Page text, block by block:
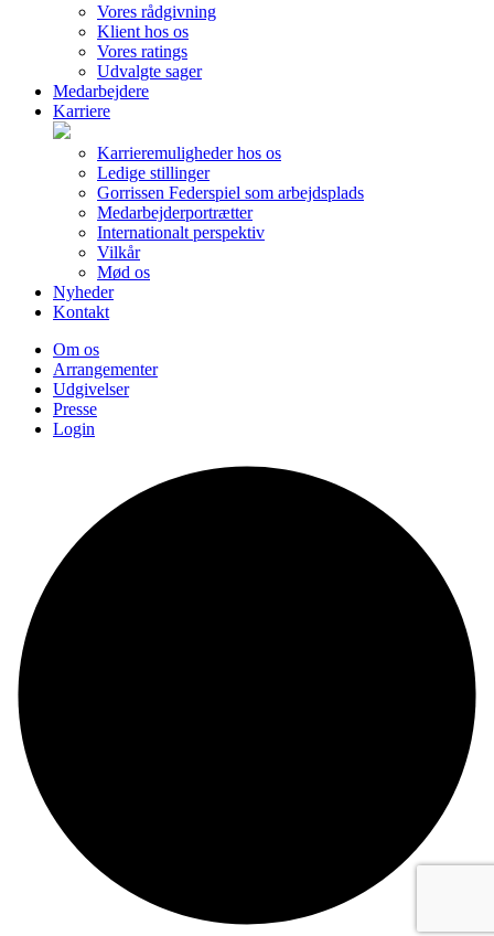
Vores rådgivning
Klient hos os
Vores ratings
Udvalgte sager
Medarbejdere
Karriere
Karrieremuligheder hos os
Ledige stillinger
Gorrissen Federspiel som arbejdsplads
Medarbejderportrætter
Internationalt perspektiv
Vilkår
Mød os
Nyheder
Kontakt
Om os
Arrangementer
Udgivelser
Presse
Login